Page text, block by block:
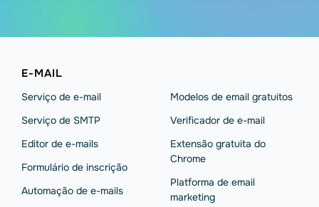
E-MAIL
Serviço de e-mail
Serviço de SMTP
Editor de e-mails
Formulário de inscrição
Automação de e-mails
Modelos de email gratuitos
Verificador de e-mail
Extensão gratuita do
Chrome
Platforma de email
marketing